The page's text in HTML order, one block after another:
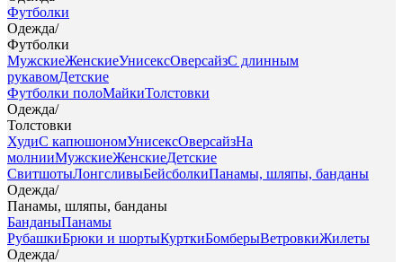
Футболки
Одежда/
Футболки
МужскиеЖенскиеУнисексОверсайзС длинным
рукавомДетские
Футболки полоМайкиТолстовки
Одежда/
Толстовки
ХудиС капюшономУнисексОверсайзНа
молнииМужскиеЖенскиеДетские
СвитшотыЛонгсливыБейсболкиПанамы, шляпы, банданы
Одежда/
Панамы, шляпы, банданы
БанданыПанамы
РубашкиБрюки и шортыКурткиБомберыВетровкиЖилеты
Одежда/